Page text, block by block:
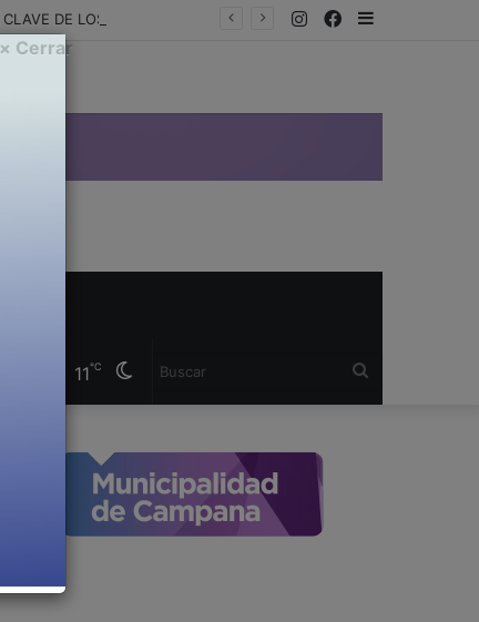
Facebook
Instagram
Cambiar
11℃
× Cerrar